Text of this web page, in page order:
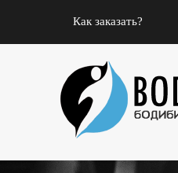
Как заказать?